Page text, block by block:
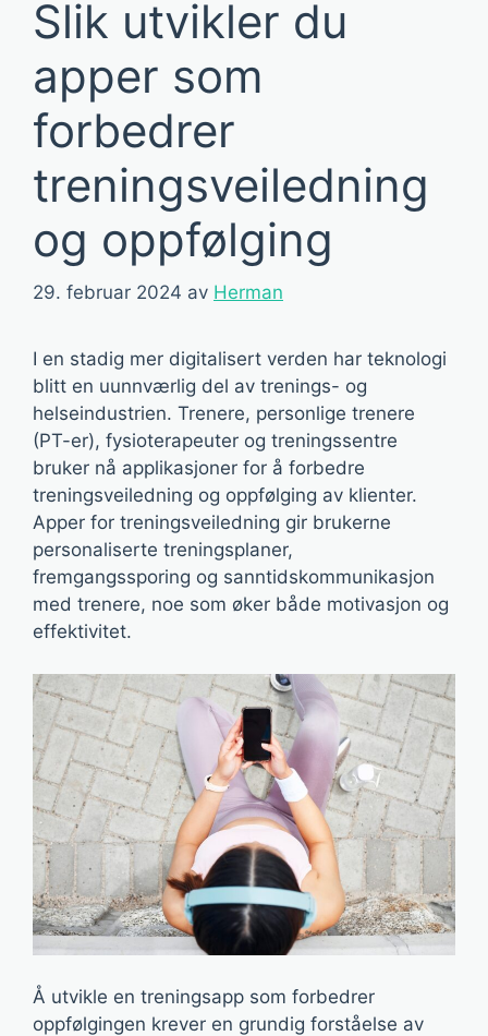
Slik utvikler du
apper som
forbedrer
treningsveiledning
og oppfølging
29. februar 2024 av Herman
I en stadig mer digitalisert verden har teknologi
blitt en uunnværlig del av trenings- og
helseindustrien. Trenere, personlige trenere
(PT-er), fysioterapeuter og treningssentre
bruker nå applikasjoner for å forbedre
treningsveiledning og oppfølging av klienter.
Apper for treningsveiledning gir brukerne
personaliserte treningsplaner,
fremgangssporing og sanntidskommunikasjon
med trenere, noe som øker både motivasjon og
effektivitet.
Å utvikle en treningsapp som forbedrer
oppfølgingen krever en grundig forståelse av